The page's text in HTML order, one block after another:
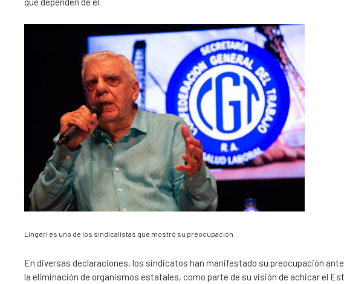
Lingeri es uno de los sindicalistas que mostró su preocupación
En diversas declaraciones, los sindicatos han manifestado su preocupación
la eliminación de organismos estatales, como parte de su visión de achicar el